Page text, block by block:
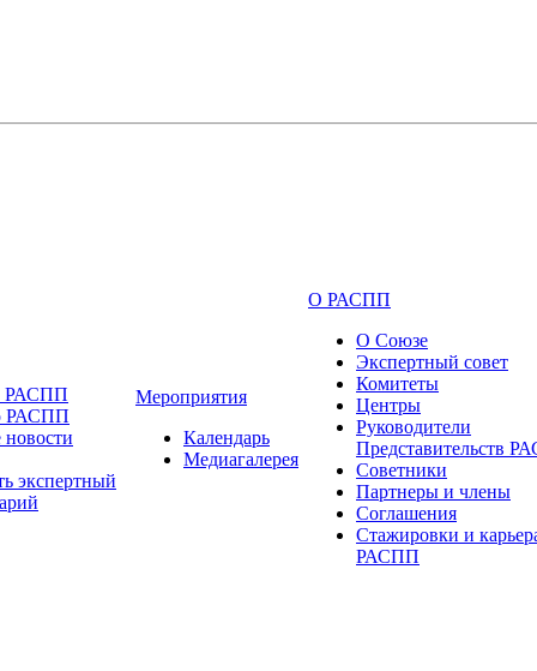
РАСПП
РАСПП
экспертный
Мероприятия
Календарь
Медиагалерея
О РАСПП
О Союзе
Экспертный совет
Комитеты
Центры
Руководители
Представительств
Советники
Партнеры и члены
Соглашения
Стажировки и
РАСПП